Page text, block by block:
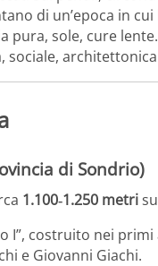
di un’epoca in
pura, sole, cure
di Sondrio)
1.100‑1.250 metri
I”, costruito nei
e Giovanni Giachi.